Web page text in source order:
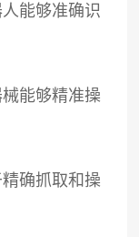
能够准确识
能够精准操
确抓取和操